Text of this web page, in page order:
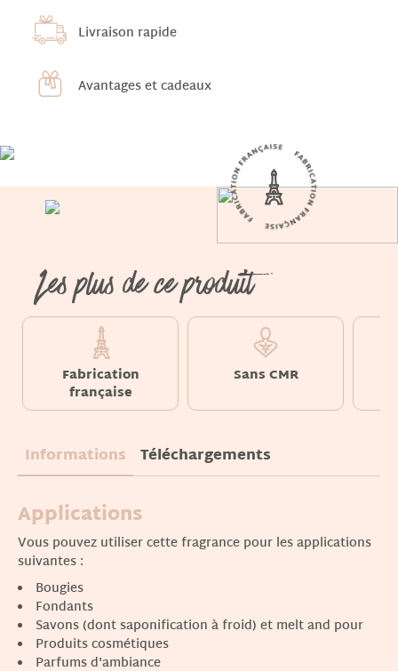
Livraison rapide
Avantages et cadeaux
Les plus de ce produit
Fabrication
française
Sans CMR
Informations Téléchargements
Applications
Vous pouvez utiliser cette fragrance pour les applications
suivantes :
Bougies
Fondants
Savons (dont saponification à froid) et melt and pour
Produits cosmétiques
Parfums d'ambiance